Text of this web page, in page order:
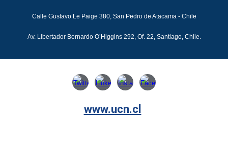
Calle Gustavo Le Paige 380, San Pedro de Atacama - Chile
Av. Libertador Bernardo O’Higgins 292, Of. 22, Santiago, Chile.
www.ucn.cl